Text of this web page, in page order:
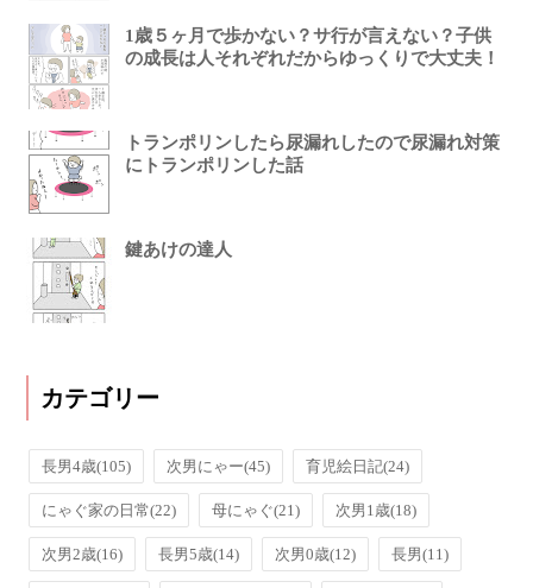
1歳５ヶ月で歩かない？サ行が言えない？子供
の成長は人それぞれだからゆっくりで大丈夫！
トランポリンしたら尿漏れしたので尿漏れ対策
にトランポリンした話
鍵あけの達人
カテゴリー
長男4歳(105) 次男にゃー(45) 育児絵日記(24)
にゃぐ家の日常(22) 母にゃぐ(21) 次男1歳(18)
次男2歳(16) 長男5歳(14) 次男0歳(12) 長男(11)